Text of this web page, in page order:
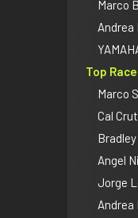
Marco
Andrea
Top
Marco
Cal
Angel
Jorge
Andrea